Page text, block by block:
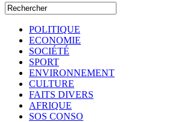
POLITIQUE
ECONOMIE
SOCIÉTÉ
SPORT
ENVIRONNEMENT
CULTURE
FAITS DIVERS
AFRIQUE
SOS CONSO